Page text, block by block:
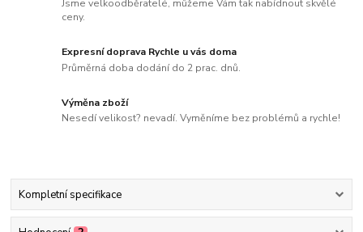
Jsme velkoodběratelé, můžeme Vám tak nabídnout skvělé
ceny.
Expresní doprava Rychle u vás doma
Průměrná doba dodání do 2 prac. dnů.
Výměna zboží
Nesedí velikost? nevadí. Vyměníme bez problémů a rychle!
Kompletní specifikace